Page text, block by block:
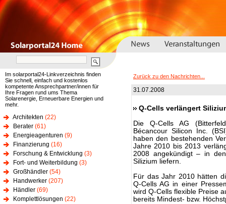
Im solarportal24-Linkverzeichnis finden
Sie schnell, einfach und kostenlos
kompetente Ansprechpartner/innen für
Ihre Fragen rund ums Thema
Solarenergie, Erneuerbare Energien und
mehr.
Architekten (22)
Berater (61)
Energieagenturen (9)
Finanzierung (16)
Forschung & Entwicklung (3)
Fort- und Weiterbildung (3)
Großhändler (54)
Handwerker (207)
Händler (69)
Komplettlösungen (22)
Zurück zu den Nachrichten...
31.07.2008
Q-Cells verlängert
Die Q-Cells AG
Bécancour Silicon Inc.
haben den bestehenden
Jahre 2010 bis 2013
2008 angekündigt – in
Silizium liefern.
Für das Jahr 2010 hätten
Q-Cells AG in einer
wird Q-Cells flexible Preise
bereits Mindest- bzw.